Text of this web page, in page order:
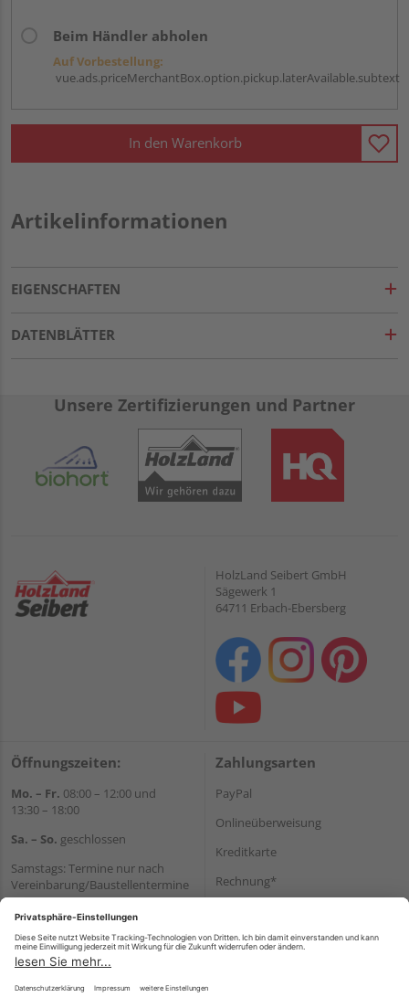
Beim Händler abholen
Auf Vorbestellung:
vue.ads.priceMerchantBox.option.pickup.laterAvailable.subtext
In den Warenkorb
Artikelinformationen
EIGENSCHAFTEN
DATENBLÄTTER
Unsere Zertifizierungen und Partner
HolzLand Seibert GmbH
Sägewerk 1
64711 Erbach-Ebersberg
Öffnungszeiten:
Mo. – Fr. 08:00 – 12:00 und
13:30 – 18:00
Sa. – So. geschlossen
Samstags: Termine nur nach
Vereinbarung/Baustellentermine
Wir helfen Ihnen gerne
weiter
Tel.:+49 6062 956180
E-Mail:shop@holzland-seibert.de
Zahlungsarten
PayPal
Onlineüberweisung
Kreditkarte
Rechnung*
Versand